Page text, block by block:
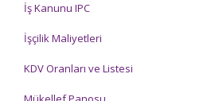
İş Kanunu IPC
İşçilik Maliyetleri
KDV Oranları ve Listesi